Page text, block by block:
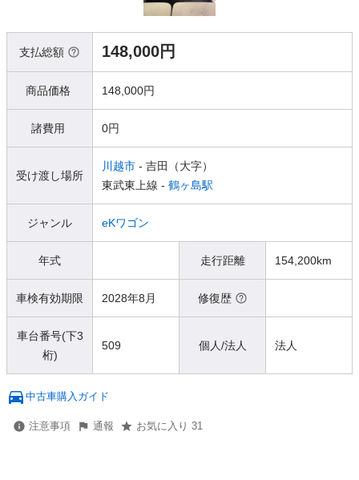
支払総額 148,000円
商品価格 148,000円
諸費用 0円
受け渡し場所
川越市 - 吉田（大字）
東武東上線 - 鶴ヶ島駅
ジャンル eKワゴン
年式 走行距離 154,200km
車検有効期限 2028年8月 修復歴
車台番号(下3
桁)
509 個人/法人 法人
中古車購入ガイド
注意事項 通報 お気に入り 31